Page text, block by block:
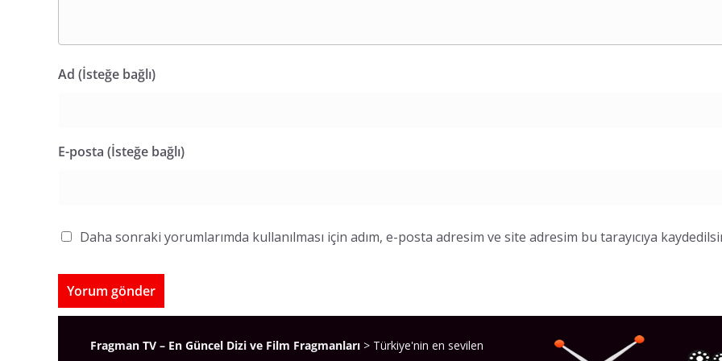
Ad (İsteğe bağlı)
E-posta (İsteğe bağlı)
Daha sonraki yorumlarımda kullanılması için adım, e-posta adresim ve site adresim bu tarayıcıya
Fragman TV – En Güncel Dizi ve Film Fragmanları > Türkiye'nin en sevilen